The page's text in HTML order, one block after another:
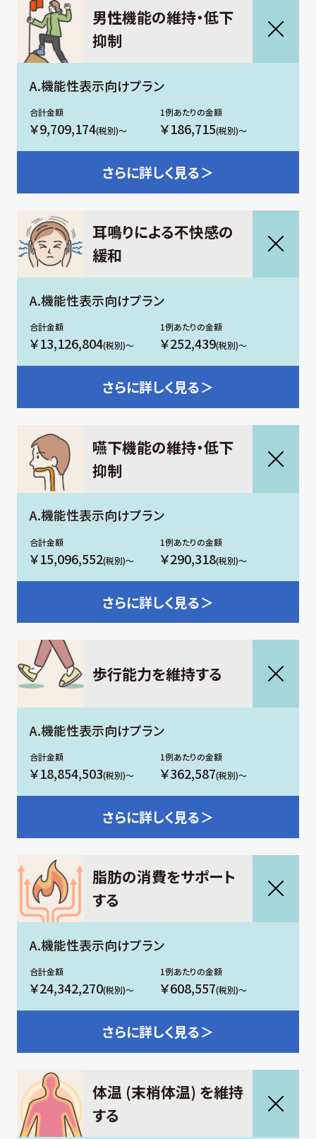
男性機能の維持・低下
抑制
A.機能性表示向けプラン
￥9,709,174(税別)～ ￥186,715(税別)～
さらに詳しく見る＞
耳鳴りによる不快感の
緩和
A.機能性表示向けプラン
￥13,126,804(税別)～ ￥252,439(税別)～
さらに詳しく見る＞
嚥下機能の維持・低下
抑制
A.機能性表示向けプラン
￥15,096,552(税別)～ ￥290,318(税別)～
さらに詳しく見る＞
歩行能力を維持する
A.機能性表示向けプラン
￥18,854,503(税別)～ ￥362,587(税別)～
さらに詳しく見る＞
脂肪の消費をサポート
する
A.機能性表示向けプラン
￥24,342,270(税別)～ ￥608,557(税別)～
さらに詳しく見る＞
体温 (末梢体温) を維持
する